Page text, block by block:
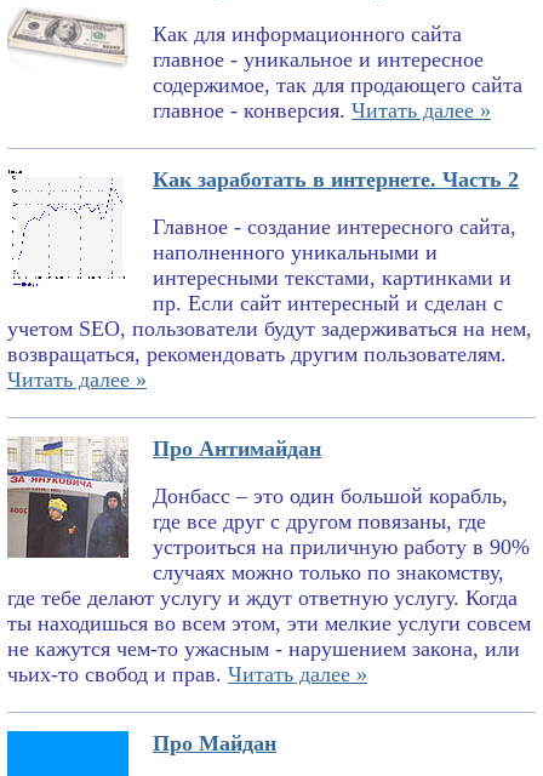
Как для информационного сайта
главное - уникальное и интересное
содержимое, так для продающего сайта
главное - конверсия. Читать далее »
Как заработать в интернете. Часть 2
Главное - создание интересного сайта,
наполненного уникальными и
интересными текстами, картинками и
пр. Если сайт интересный и сделан с
учетом SEO, пользователи будут задерживаться на нем,
возвращаться, рекомендовать другим пользователям.
Читать далее »
Про Антимайдан
Донбасс – это один большой корабль,
где все друг с другом повязаны, где
устроиться на приличную работу в 90%
случаях можно только по знакомству,
где тебе делают услугу и ждут ответную услугу. Когда
ты находишься во всем этом, эти мелкие услуги совсем
не кажутся чем-то ужасным - нарушением закона, или
чьих-то свобод и прав. Читать далее »
Про Майдан